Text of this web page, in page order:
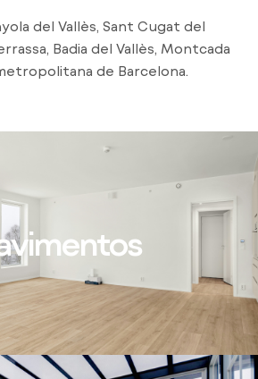
del Vallès, Sant Cugat del
Badia del Vallès, Montcada
de Barcelona.